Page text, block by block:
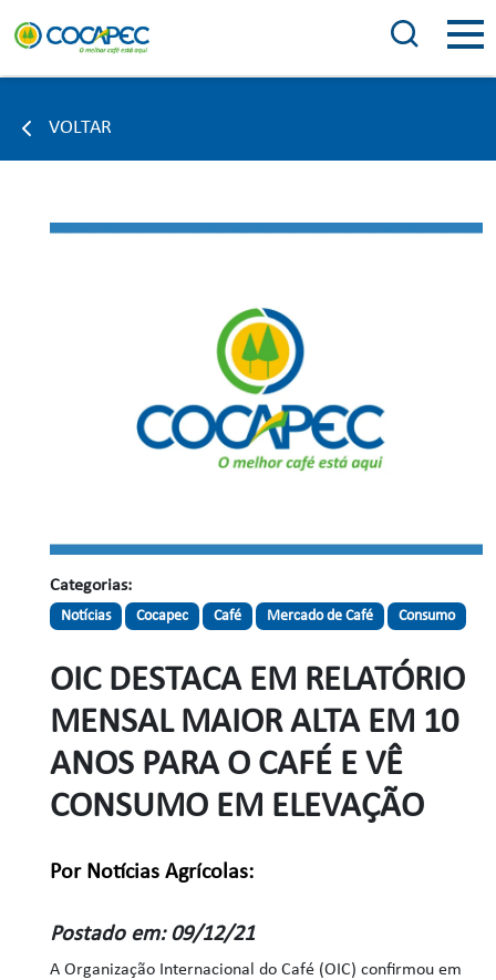
VOLTAR
Categorias:
Notícias Cocapec Café Mercado de Café Consumo
OIC DESTACA EM RELATÓRIO
MENSAL MAIOR ALTA EM 10
ANOS PARA O CAFÉ E VÊ
CONSUMO EM ELEVAÇÃO
Por Notícias Agrícolas:
Postado em: 09/12/21
A Organização Internacional do Café (OIC) confirmou em